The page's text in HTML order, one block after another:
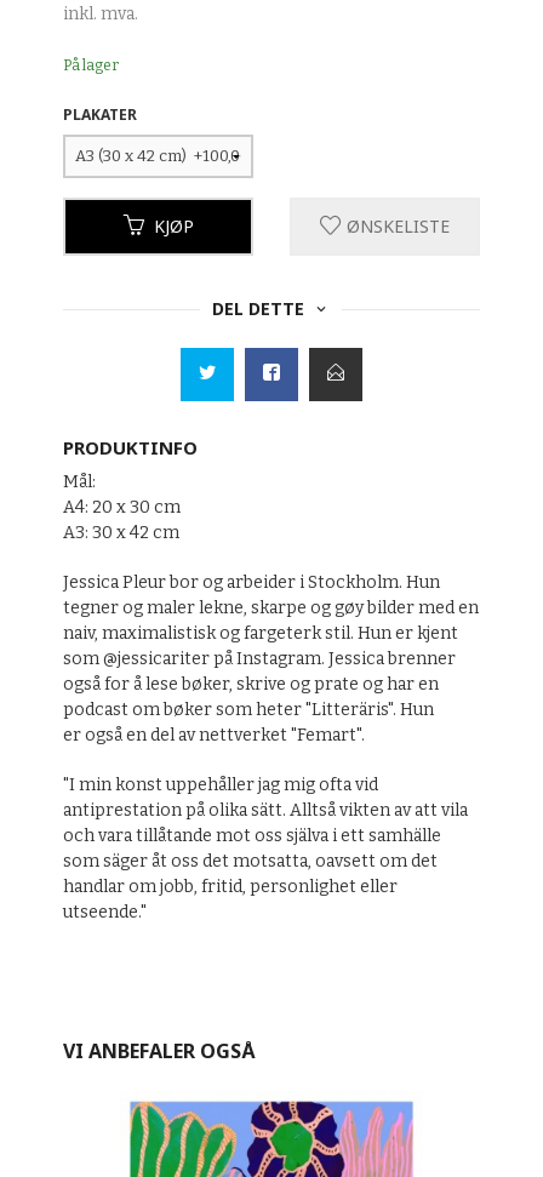
inkl. mva.
På lager
PLAKATER
KJØP ØNSKELISTE
DEL DETTE
PRODUKTINFO
Mål:
A4: 20 x 30 cm
A3: 30 x 42 cm
Jessica Pleur bor og arbeider i Stockholm. Hun
tegner og maler lekne, skarpe og gøy bilder med en
naiv, maximalistisk og fargeterk stil. Hun er kjent
som @jessicariter på Instagram. Jessica brenner
også for å lese bøker, skrive og prate og har en
podcast om bøker som heter "Litteräris". Hun
er også en del av nettverket "Femart".
"I min konst uppehåller jag mig ofta vid
antiprestation på olika sätt. Alltså vikten av att vila
och vara tillåtande mot oss själva i ett samhälle
som säger åt oss det motsatta, oavsett om det
handlar om jobb, fritid, personlighet eller
utseende."
VI ANBEFALER OGSÅ